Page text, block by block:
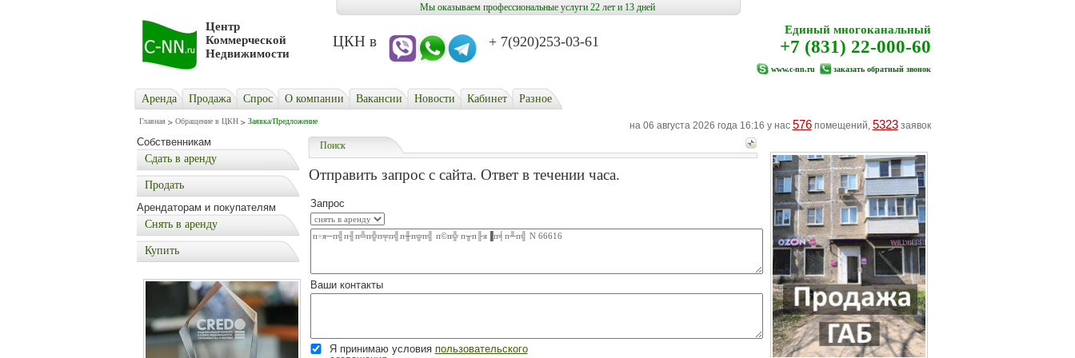
Мы оказываем профессиональные услуги 22 лет и 13 дней
Центр
Коммерческой
Недвижимости
ЦКН в + 7(920)253-03-61
Единый многоканальный
+7 (831) 22-000-60
www.c-nn.ru заказать обратный звонок
Аренда Продажа Cпрос О компании Вакансии Новости Кабинет Разное
Главная Обращение в ЦКН Заявка/Предложение на 06 августа 2026 года 16:16 у нас 576помещений, 5323заявок
Поиск
Отправить запрос с сайта. Ответ в течении часа.
Запрос
Ваши контакты
Я принимаю условия пользовательского
Собственникам
Сдать в аренду
Продать
Арендаторам и покупателям
Снять в аренду
Купить